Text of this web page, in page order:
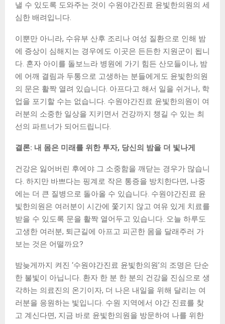
낼 수 있도록 도와주는 것이 수원야간진료 윤빛한의원의 세
심한 배려입니다.
이뿐만 아니라, 수유부 산후 조리나 여성 질환으로 인해 밤
에 증상이 심해지는 경우에도 이곳은 든든한 지원군이 됩니
다. 혼자 아이를 돌보느라 병원에 가기 힘든 산모들이나, 밤
에 어깨 결림과 두통으로 고생하는 분들에게도 윤빛한의원
의 문은 활짝 열려 있습니다. 아프다고 해서 일을 쉬거나, 학
업을 포기할 수는 없습니다. 수원야간진료 윤빛한의원이 여
러분의 소중한 일상을 지키면서 건강까지 챙길 수 있는 최
선의 파트너가 되어드립니다.
결론: 내 몸은 미래를 위한 투자, 당신의 밤을 더 빛나게
건강은 잃어버린 후에야 그 소중함을 깨닫는 경우가 많습니
다. 하지만 바쁘다는 핑계로 작은 통증을 방치한다면, 나중
에는 더 큰 질병으로 돌아올 수 있습니다. 수원야간진료 윤
빛한의원은 여러분이 시간에 쫓기지 않고 여유 있게 치료를
받을 수 있도록 문을 활짝 열어두고 있습니다. 오늘 하루도
고생한 여러분, 퇴근길에 아프고 피곤한 몸을 달래주러 가
보는 것은 어떨까요?
밤늦게까지 켜진 ‘수원야간진료 윤빛한의원’의 조명은 단순
한 불빛이 아닙니다. 환자 한 분 한 분의 건강을 진심으로 생
각하는 의료진의 온기이자, 더 나은 내일을 위해 달리는 여
러분을 응원하는 빛입니다. 수원 지역에서 야간 진료를 찾
고 계신다면, 지금 바로 윤빛한의원을 방문하여 나를 위한